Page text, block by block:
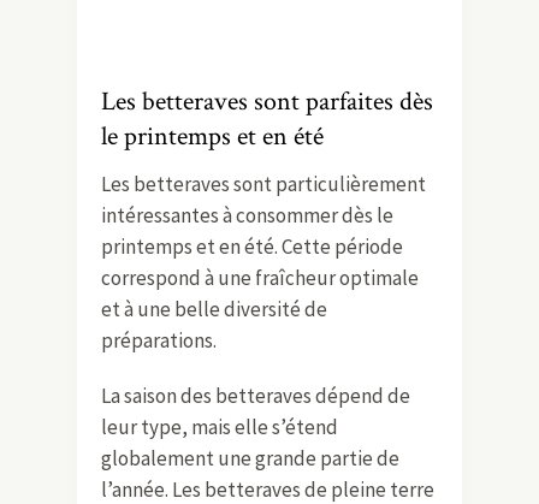
Les betteraves sont parfaites dès
le printemps et en été
Les betteraves sont particulièrement
intéressantes à consommer dès le
printemps et en été. Cette période
correspond à une fraîcheur optimale
et à une belle diversité de
préparations.
La saison des betteravesdépend de
leur type, mais elle s’étend
globalement une grande partie de
l’année. Les betteraves de pleine terre